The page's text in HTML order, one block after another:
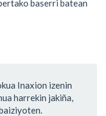
baserri batean
Inaxion izenin
harrekin jakiña,